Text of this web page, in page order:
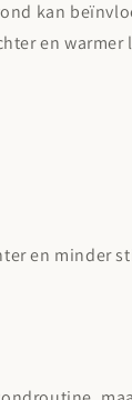
kan
en warmer
en minder